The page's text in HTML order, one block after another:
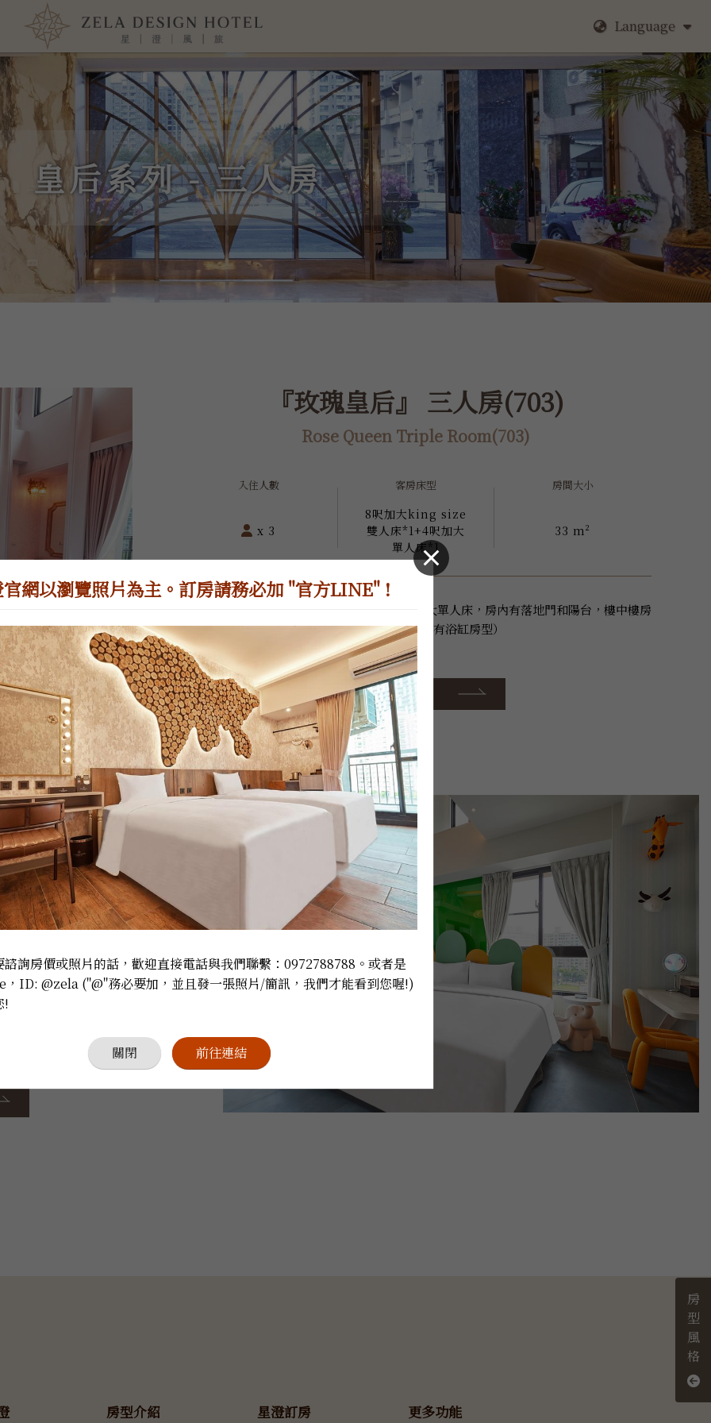
Language
皇后系列 - 三人房
房
型
風
格
『玫瑰皇后』 三人房(703)
Rose Queen Triple Room(703)
入住人數 客房床型 房間大小
x 3
8呎加大king size
雙人床*1+4呎加大
單人床*1
33 m²
房間位於7樓，一張8呎加大雙人床和一張4呎加大單人床，房內有落地門和陽台，樓中樓房
型，室內大約11坪（有浴缸房型）
詳細資訊
房(702)
房間大小
房型介紹 星澄訂房 更多功能
網以瀏覽照片為主。訂房請務必加 "官方LINE" !
諮詢房價或照片的話，歡迎直接電話與我們聯繫：0972788788。或者是
ID: @zela ("@"務必要加，並且發一張照片/簡訊，我們才能看到您喔!)
!
關閉 前往連結